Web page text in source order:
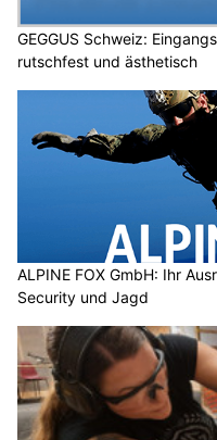
GEGGUS Schweiz:
rutschfest und ästhetisch
ALPINE FOX GmbH: Ihr
Security und Jagd